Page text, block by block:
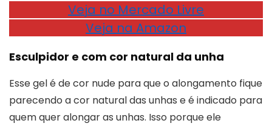
Veja no Mercado Livre
Veja na Amazon
Esculpidor e com cor natural da unha
Esse gel é de cor nude para que o alongamento fique
parecendo a cor natural das unhas e é indicado para
quem quer alongar as unhas. Isso porque ele